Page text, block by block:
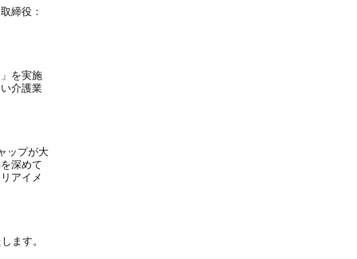
締役：
を実施
介護業
ップが大
深めて
アイメ
ます。